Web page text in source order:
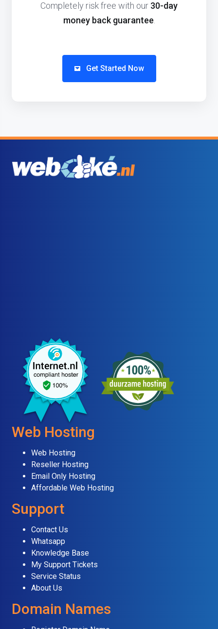
Completely risk free with our 30-day
money back guarantee
Get Started Now
Web Hosting
Web Hosting
Reseller Hosting
Email Only Hosting
Affordable Web Hosting
Support
Contact Us
Whatsapp
Knowledge Base
My Support Tickets
Service Status
About Us
Domain Names